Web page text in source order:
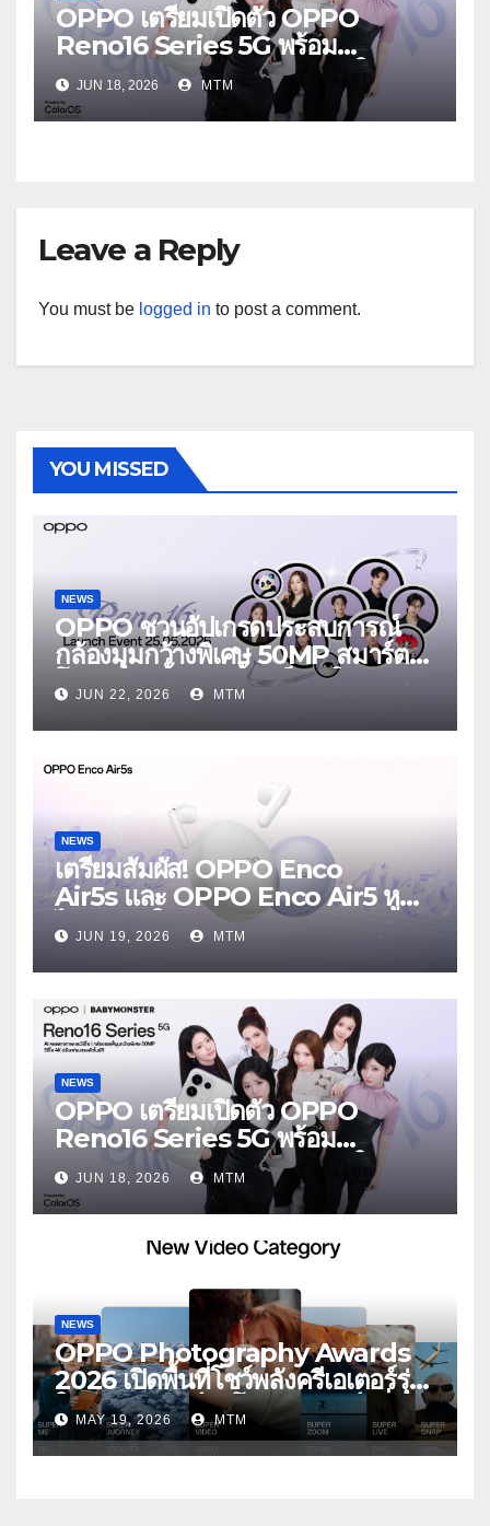
OPPO เตรียมเปิดตัว OPPO
Reno16 Series 5G พร้อม
ประกาศ BABYMONSTER ใน
ฐานะ Reno Girls ชวนสัมผัส
ประสบการณ์ถ่ายภาพมุมกว้างพิเศษที่
JUN 18, 2026 MTM
Leave a Reply
You must be logged in to post a comment.
YOU MISSED
NEWS
OPPO ชวนอัปเกรดประสบการณ์
กล้องมุมกว้างพิเศษ 50MP สมาร์ต
โฟนเพื่อนซี้ เทรนดี้ทุกช็อต ใน
งาน OPPO Reno16 Series 5G
Launch Event 25 มิถุนายนนี้
JUN 22, 2026 MTM
NEWS
เตรียมสัมผัส! OPPO Enco
Air5s และ OPPO Enco Air5 หูฟัง
ไร้สายรุ่นใหม่ล่าสุด มาพร้อมระบบ
ตัดเสียงรบกวน เบาสบายเหมือนไม่ได้
ใส่
JUN 19, 2026 MTM
NEWS
OPPO เตรียมเปิดตัว OPPO
Reno16 Series 5G พร้อม
ประกาศ BABYMONSTER ใน
ฐานะ Reno Girls ชวนสัมผัส
ประสบการณ์ถ่ายภาพมุมกว้างพิเศษที่
อัปเกรดไปอีกขั้น กับ 4 สี 4 เทรนดี้
JUN 18, 2026 MTM
NEWS
OPPO Photography Awards
2026 เปิดพื้นที่โชว์พลังครีเอเตอร์รุ่น
ใหม่ รับเทรนด์วิดีโอคอนเทนต์ เพิ่ม
หมวด “Super Video” ครั้งแรก
MAY 19, 2026 MTM